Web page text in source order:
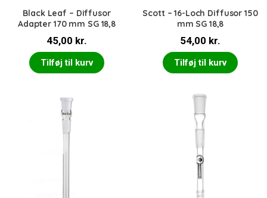
Black Leaf – Diffusor
Adapter 170 mm SG 18,8
45,00 kr.
Tilføj til kurv
Scott – 16-Loch Diffusor 150
mm SG 18,8
54,00 kr.
Tilføj til kurv